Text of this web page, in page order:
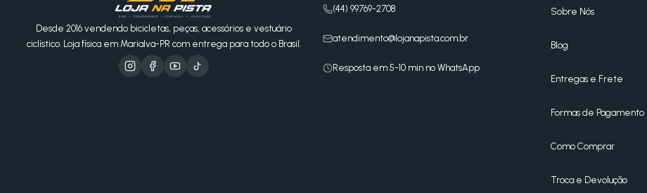
Desde 2016 vendendo bicicletas, peças, acessórios e vestuário
ciclístico. Loja física em Marialva-PR com entrega para todo o Brasil.
(44) 99769-2708
atendimento@lojanapista.com.br
Resposta em 5-10 min no WhatsApp
Sobre Nós
Blog
Entregas e Frete
Formas de Pagamento
Como Comprar
Troca e Devolução